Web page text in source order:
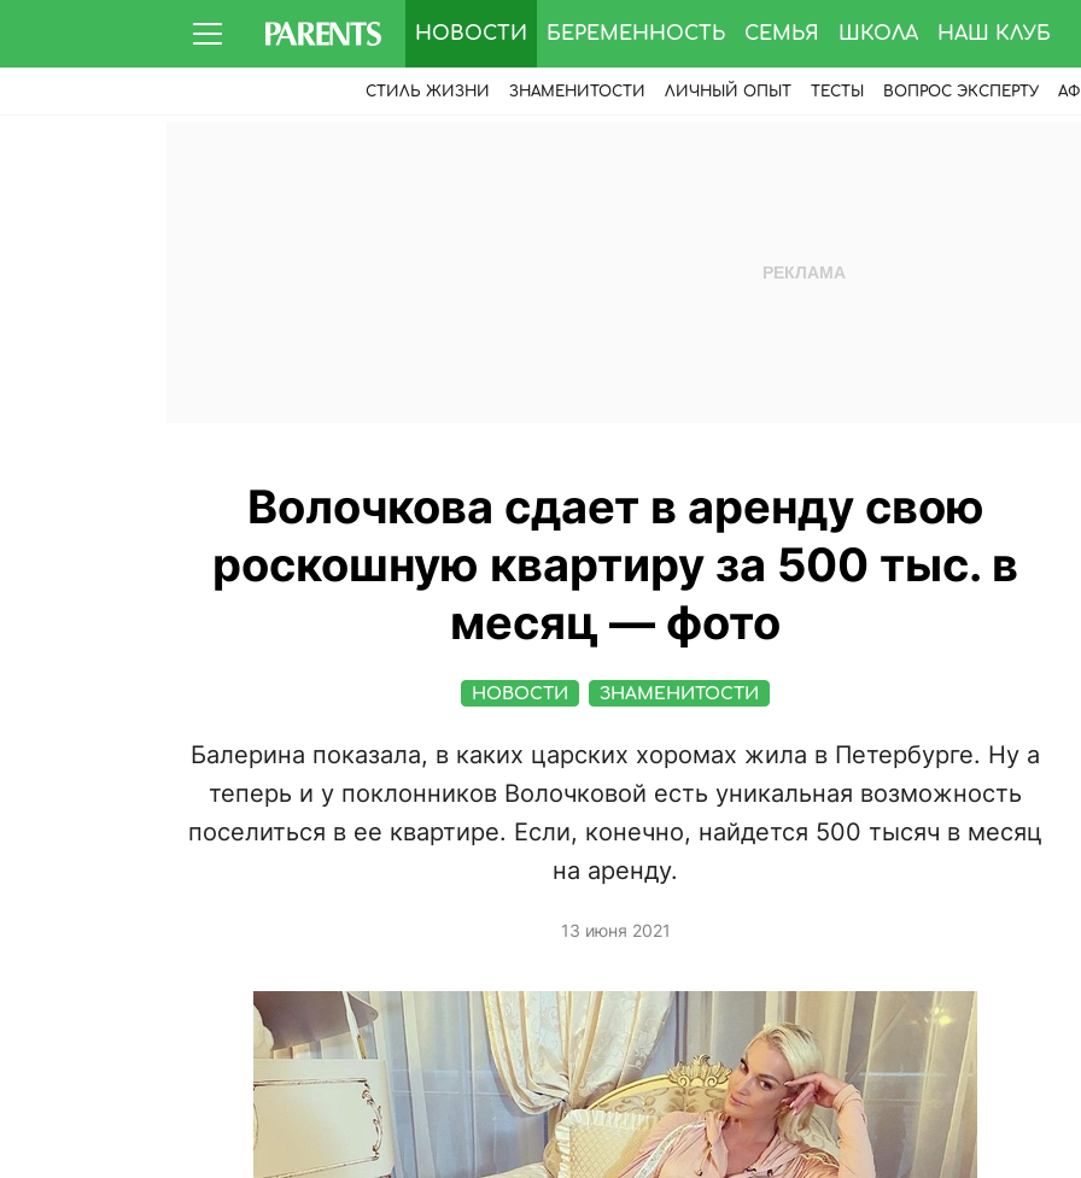
НОВОСТИ БЕРЕМЕННОСТЬ СЕМЬЯ ШКОЛА НАШ КЛУБ
СТИЛЬ ЖИЗНИ ЗНАМЕНИТОСТИ ЛИЧНЫЙ ОПЫТ ТЕСТЫ ВОПРОС ЭКСПЕРТУ
Волочкова сдает в аренду свою
роскошную квартиру за 500 тыс. в
месяц — фото
НОВОСТИ ЗНАМЕНИТОСТИ
Балерина показала, в каких царских хоромах жила в Петербурге. Ну а
теперь и у поклонников Волочковой есть уникальная возможность
поселиться в ее квартире. Если, конечно, найдется 500 тысяч в месяц
на аренду.
13 июня 2021